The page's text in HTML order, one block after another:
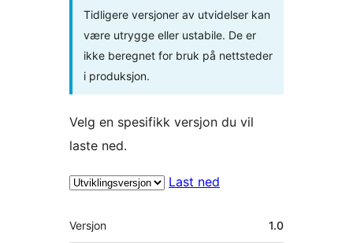
Tidligere versjoner av utvidelser kan
være utrygge eller ustabile. De er
ikke beregnet for bruk på nettsteder
i produksjon.
Velg en spesifikk versjon du vil
laste ned.
Last ned
Meta
Versjon 1.0